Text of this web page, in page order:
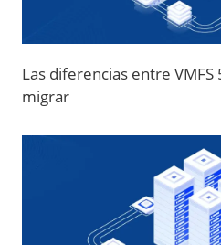
Las diferencias entre VMFS
migrar